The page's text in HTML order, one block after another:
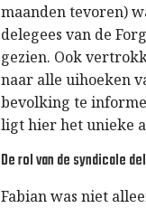
maanden tevoren)
delegees van de
gezien. Ook
naar alle uihoeken
bevolking te
ligt hier het unieke
De rol van de syndicale
Fabian was niet